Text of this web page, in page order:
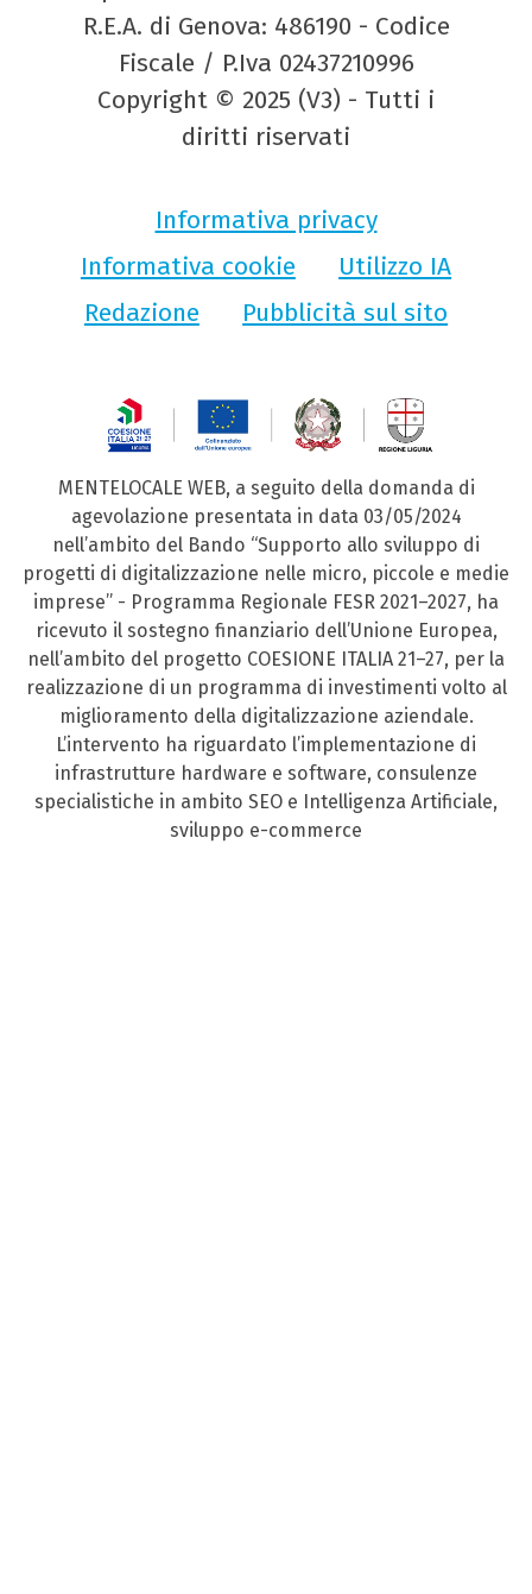
R.E.A. di Genova: 486190 - Codice
Fiscale / P.Iva 02437210996
Copyright © 2025 (V3) - Tutti i
diritti riservati
Informativa privacy
Informativa cookie
Utilizzo IA
Redazione
Pubblicità sul sito
MENTELOCALE WEB, a seguito della domanda di
agevolazione presentata in data 03/05/2024
nell’ambito del Bando “Supporto allo sviluppo di
progetti di digitalizzazione nelle micro, piccole e medie
imprese” - Programma Regionale FESR 2021–2027, ha
ricevuto il sostegno finanziario dell’Unione Europea,
nell’ambito del progetto COESIONE ITALIA 21–27, per la
realizzazione di un programma di investimenti volto al
miglioramento della digitalizzazione aziendale.
L’intervento ha riguardato l’implementazione di
infrastrutture hardware e software, consulenze
specialistiche in ambito SEO e Intelligenza Artificiale,
sviluppo e-commerce